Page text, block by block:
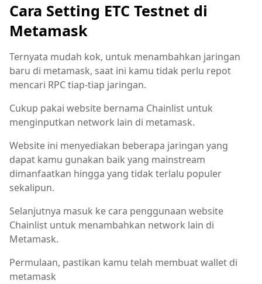
Cara Setting ETC Testnet di
Metamask
Ternyata mudah kok, untuk menambahkan jaringan
baru di metamask, saat ini kamu tidak perlu repot
mencari RPC tiap-tiap jaringan.
Cukup pakai website bernama Chainlist untuk
menginputkan network lain di metamask.
Website ini menyediakan beberapa jaringan yang
dapat kamu gunakan baik yang mainstream
dimanfaatkan hingga yang tidak terlalu populer
sekalipun.
Selanjutnya masuk ke cara penggunaan website
Chainlist untuk menambahkan network lain di
Metamask.
Permulaan, pastikan kamu telah membuat wallet di
metamask